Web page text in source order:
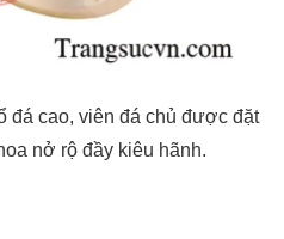
đá cao, viên đá chủ được đặt
nở rộ đầy kiêu hãnh.